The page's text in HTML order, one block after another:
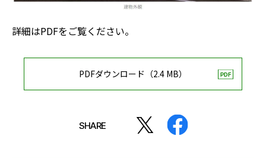
詳細はPDFをご覧ください。
PDFダウンロード（2.4 MB）
SHARE